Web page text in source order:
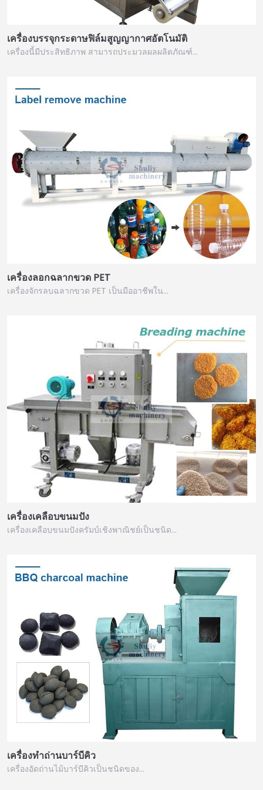
เครื่องบรรจุกระดาษฟิล์มสูญญากาศอัตโนมัติ
เครื่องนี้มีประสิทธิภาพ สามารถประมวลผลผลิตภัณฑ์…
เครื่องลอกฉลากขวด PET
เครื่องจักรลบฉลากขวด PET เป็นมืออาชีพใน…
เครื่องเคลือบขนมปัง
เครื่องเคลือบขนมปังครัมบ์เชิงพาณิชย์เป็นชนิด…
เครื่องทำถ่านบาร์บีคิว
เครื่องอัดถ่านไม้บาร์บีคิวเป็นชนิดของ…